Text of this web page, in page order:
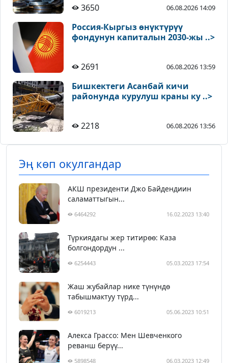
3650 06.08.2026 14:09
Россия-Кыргыз өнүктүрүү
фондунун капиталын 2030-жы ..>
2691 06.08.2026 13:59
Бишкектеги Асанбай кичи
районунда курулуш краны ку ..>
2218 06.08.2026 13:56
Эң көп окулгандар
АКШ президенти Джо Байдендиин
саламаттыгын...
6464292 16.02.2023 13:40
Түркиядагы жер титирөө: Каза
болгондордун ...
6254443 05.03.2023 17:54
Жаш жубайлар нике түнүндө
табышмактуу түрд...
6019213 05.06.2023 10:51
Алекса Грассо: Мен Шевченкого
реванш берүү...
5898548 06.03.2023 12:49